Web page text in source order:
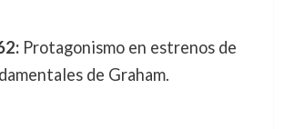
Protagonismo en estrenos de
de Graham.